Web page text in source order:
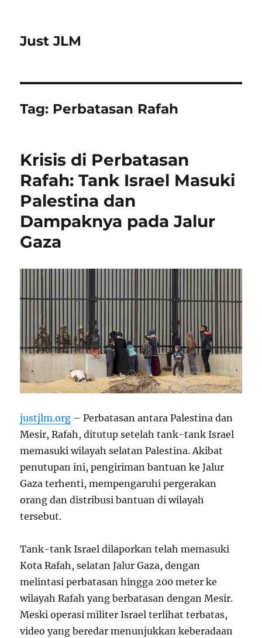
Just JLM
Tag: Perbatasan Rafah
Krisis di Perbatasan
Rafah: Tank Israel Masuki
Palestina dan
Dampaknya pada Jalur
Gaza
justjlm.org – Perbatasan antara Palestina dan
Mesir, Rafah, ditutup setelah tank-tank Israel
memasuki wilayah selatan Palestina. Akibat
penutupan ini, pengiriman bantuan ke Jalur
Gaza terhenti, mempengaruhi pergerakan
orang dan distribusi bantuan di wilayah
tersebut.
Tank-tank Israel dilaporkan telah memasuki
Kota Rafah, selatan Jalur Gaza, dengan
melintasi perbatasan hingga 200 meter ke
wilayah Rafah yang berbatasan dengan Mesir.
Meski operasi militer Israel terlihat terbatas,
video yang beredar menunjukkan keberadaan